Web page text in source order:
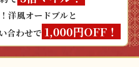
洋風オードブルと
合わせで 1,000円OFF！